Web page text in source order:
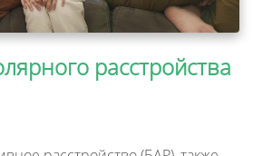
расстройства